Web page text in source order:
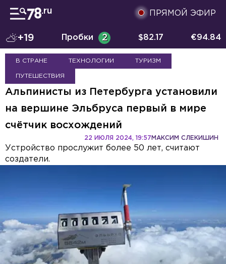
ПРЯМОЙ ЭФИР
+19 Пробки 2 $82.17 €94.84
В СТРАНЕ ТЕХНОЛОГИИ ТУРИЗМ
ПУТЕШЕСТВИЯ
Альпинисты из Петербурга установили
на вершине Эльбруса первый в мире
счётчик восхождений
МАКСИМ СЛЕКИШИН
22 ИЮЛЯ 2024, 19:57
Устройство прослужит более 50 лет, считают
создатели.